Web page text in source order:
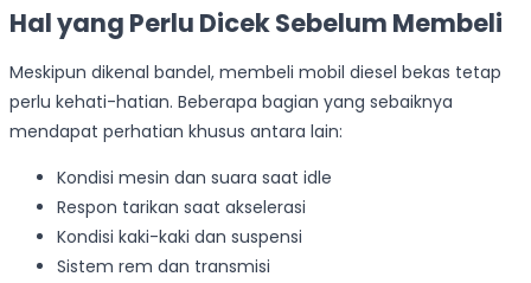
Hal yang Perlu Dicek Sebelum Membeli
Meskipun dikenal bandel, membeli mobil diesel bekas tetap
perlu kehati-hatian. Beberapa bagian yang sebaiknya
mendapat perhatian khusus antara lain:
Kondisi mesin dan suara saat idle
Respon tarikan saat akselerasi
Kondisi kaki-kaki dan suspensi
Sistem rem dan transmisi